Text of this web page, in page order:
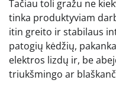
Tačiau toli gražu ne
tinka produktyviam
itin greito ir stabilaus
patogių kėdžių,
elektros lizdų ir, be
triukšmingo ar